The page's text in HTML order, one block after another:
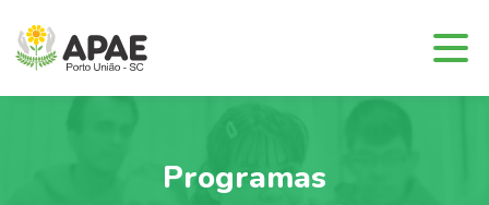
Programas